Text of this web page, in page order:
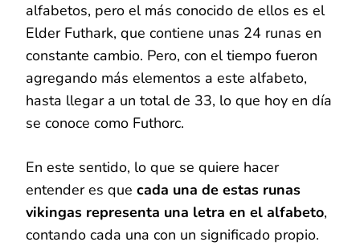
alfabetos, pero el más conocido de ellos es el
Elder Futhark, que contiene unas 24 runas en
constante cambio. Pero, con el tiempo fueron
agregando más elementos a este alfabeto,
hasta llegar a un total de 33, lo que hoy en día
se conoce como Futhorc.
En este sentido, lo que se quiere hacer
entender es que cada una de estas runas
vikingas representa una letra en el alfabeto,
contando cada una con un significado propio.